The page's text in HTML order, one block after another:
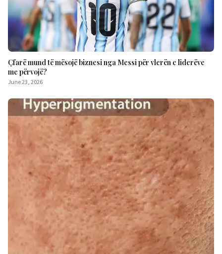
Çfarë mund të mësojë biznesi nga Messi për vlerën e liderëve
me përvojë?
June 23, 2026